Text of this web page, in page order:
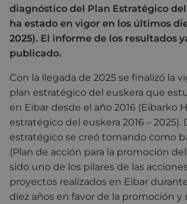
diagnóstico del Plan Estratégico
ha estado en vigor en los últimos
2025). El informe de los resultados
publicado.
Con la llegada de 2025 se finalizó la
plan estratégico del euskera que
en Eibar desde el año 2016 (Eibarko
estratégico del euskera 2016 – 2025).
estratégico se creó tomando como
(Plan de acción para la promoción
sido uno de los pilares de las
proyectos realizados en Eibar
diez años en favor de la promoción y